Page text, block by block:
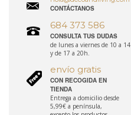
CONTÁCTANOS
684 373 586
CONSULTA TUS DUDAS
de lunes a viernes de 10 a 14
y de 17 a 20h.
envío gratis
CON RECOGIDA EN
TIENDA
Entrega a domicilio desde
5,99€ a península,